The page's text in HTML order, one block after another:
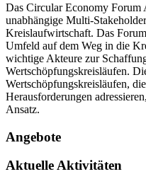
Das Circular Economy Forum
unabhängige Multi-
Kreislaufwirtschaft. Das
Umfeld auf dem Weg in die
wichtige Akteure zur
Wertschöpfungskreisläufen.
Wertschöpfungskreisläufen,
Herausforderungen
Ansatz.
Angebote
Aktuelle Aktivitäten